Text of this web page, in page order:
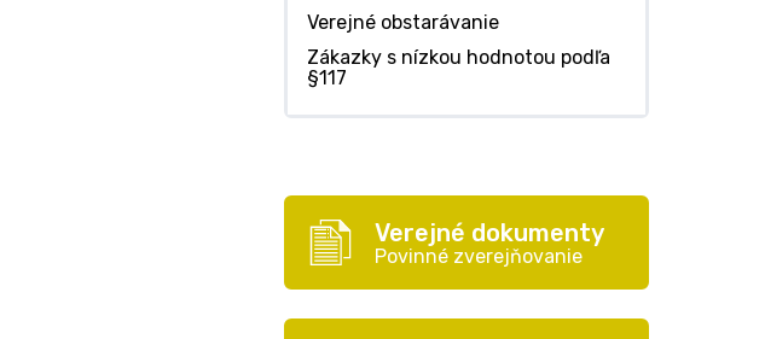
Verejné obstarávanie
Zákazky s nízkou hodnotou podľa
§117
Verejné dokumenty
Povinné zverejňovanie